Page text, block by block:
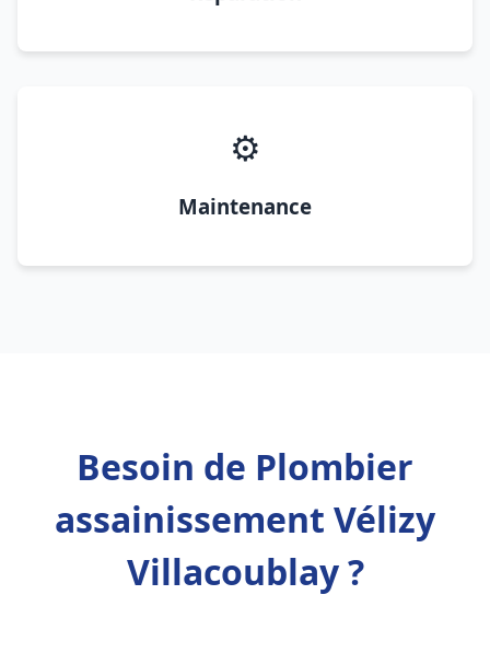
⚙️
Maintenance
Besoin de Plombier
assainissement Vélizy
Villacoublay ?